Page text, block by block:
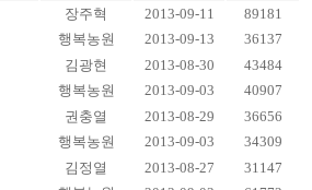
장주혁 2013-09-11 89181
행복농원 2013-09-13 36137
김광현 2013-08-30
43484
행복농원 2013-09-03 40907
권충열 2013-08-29 36656
행복농원 2013-09-03 34309
김정열 2013-08-27 31147